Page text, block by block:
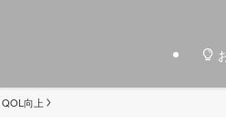
QOL向上